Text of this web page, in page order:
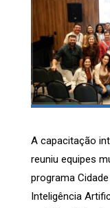
A capacitação
reuniu equipes
programa
Inteligência